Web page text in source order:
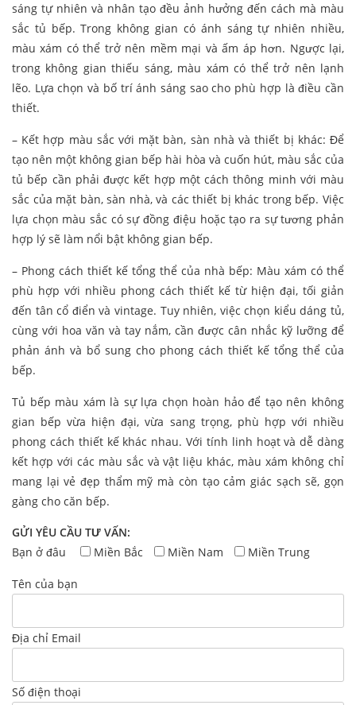
sáng tự nhiên và nhân tạo đều ảnh hưởng đến cách mà màu
sắc tủ bếp. Trong không gian có ánh sáng tự nhiên nhiều,
màu xám có thể trở nên mềm mại và ấm áp hơn. Ngược lại,
trong không gian thiếu sáng, màu xám có thể trở nên lạnh
lẽo. Lựa chọn và bố trí ánh sáng sao cho phù hợp là điều cần
thiết.
– Kết hợp màu sắc với mặt bàn, sàn nhà và thiết bị khác: Để
tạo nên một không gian bếp hài hòa và cuốn hút, màu sắc của
tủ bếp cần phải được kết hợp một cách thông minh với màu
sắc của mặt bàn, sàn nhà, và các thiết bị khác trong bếp. Việc
lựa chọn màu sắc có sự đồng điệu hoặc tạo ra sự tương phản
hợp lý sẽ làm nổi bật không gian bếp.
– Phong cách thiết kế tổng thể của nhà bếp: Màu xám có thể
phù hợp với nhiều phong cách thiết kế từ hiện đại, tối giản
đến tân cổ điển và vintage. Tuy nhiên, việc chọn kiểu dáng tủ,
cùng với hoa văn và tay nắm, cần được cân nhắc kỹ lưỡng để
phản ánh và bổ sung cho phong cách thiết kế tổng thể của
bếp.
Tủ bếp màu xám là sự lựa chọn hoàn hảo để tạo nên không
gian bếp vừa hiện đại, vừa sang trọng, phù hợp với nhiều
phong cách thiết kế khác nhau. Với tính linh hoạt và dễ dàng
kết hợp với các màu sắc và vật liệu khác, màu xám không chỉ
mang lại vẻ đẹp thẩm mỹ mà còn tạo cảm giác sạch sẽ, gọn
gàng cho căn bếp.
GỬI YÊU CẦU TƯ VẤN:
Bạn ở đâu
Miền Bắc Miền Nam Miền Trung
Tên của bạn
Địa chỉ Email
Số điện thoại